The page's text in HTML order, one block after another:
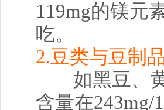
119mg的镁元
吃。
2.豆类与豆制
如黑豆、
含量在243mg/